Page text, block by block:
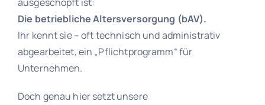
Die betriebliche Altersversorgung (bAV).
Ihr kennt sie – oft technisch und administrativ
abgearbeitet, ein „Pflichtprogramm“ für
Unternehmen.
Doch genau hier setzt unsere